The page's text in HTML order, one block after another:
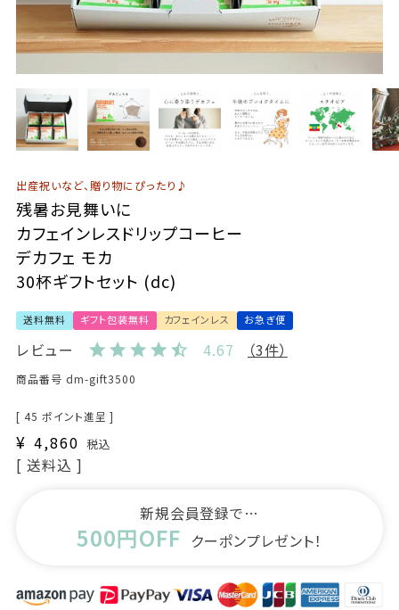
出産祝いなど、贈り物にぴったり♪
残暑お見舞いに
カフェインレスドリップコーヒー
デカフェ モカ
30杯ギフトセット (dc)
送料無料 ギフト包装無料 カフェインレス お急ぎ便
レビュー 4.67 （3件）
商品番号 dm-gift3500
[ 45 ポイント進呈 ]
¥ 4,860 税込
送料込
新規会員登録で…
500円OFF クーポンプレゼント！